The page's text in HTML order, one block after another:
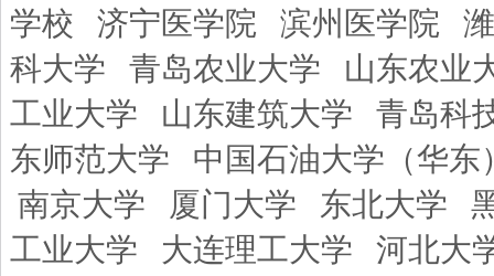
学校
济宁医学院 滨州医学院
科大学
青岛农业大学
山东农业
工业大学
山东建筑大学
青岛科
东师范大学
中国石油大学（华东
南京大学
厦门大学 东北大学
工业大学
大连理工大学
河北大